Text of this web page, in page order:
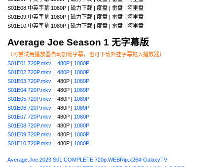
S01E08.中英字幕.1080P | 磁力下载 | 度盘 | 雷盘 | 阿里盘
S01E09.中英字幕.1080P | 磁力下载 | 度盘 | 雷盘 | 阿里盘
S01E10.中英字幕.1080P | 磁力下载 | 度盘 | 雷盘 | 阿里盘
Average Joe Season 1 无字幕版
（可尝试用播放器自动加载字幕，也可下载外挂字幕拖入播放器）
S01E01.720P.mkv | 480P | 1080P
S01E02.720P.mkv | 480P | 1080P
S01E03.720P.mkv | 480P | 1080P
S01E04.720P.mkv | 480P | 1080P
S01E05.720P.mkv | 480P | 1080P
S01E06.720P.mkv | 480P | 1080P
S01E07.720P.mkv | 480P | 1080P
S01E08.720P.mkv | 480P | 1080P
S01E09.720P.mkv | 480P | 1080P
S01E10.720P.mkv | 480P | 1080P
Average.Joe.2023.S01.COMPLETE.720p.WEBRip.x264-GalaxyTV